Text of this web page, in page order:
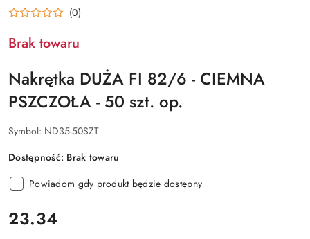
(0)
Brak towaru
Nakrętka DUŻA FI 82/6 - CIEMNA
PSZCZOŁA - 50 szt. op.
Symbol: ND35-50SZT
Dostępność: Brak towaru
Powiadom gdy produkt będzie dostępny
cena:
23.34